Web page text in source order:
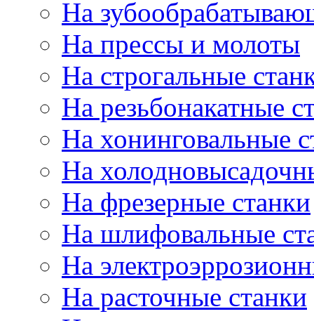
На
На прессы и молоты
На строгальные
На резьбонакатные
На хонинговальные
На
На фрезерные станки
На шлифовальные
На
На расточные станки